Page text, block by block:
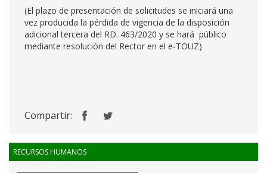
(El plazo de presentación de solicitudes se iniciará una
vez producida la pérdida de vigencia de la disposición
adicional tercera del RD. 463/2020 y se hará público
mediante resolución del Rector en el e-TOUZ)
Compartir:
RECURSOS HUMANOS